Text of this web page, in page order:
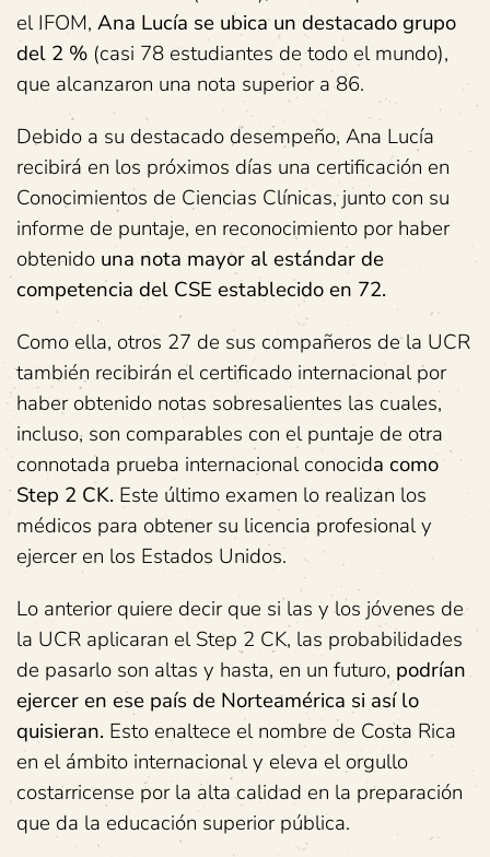
el IFOM, Ana Lucía se ubica un destacado grupo
del 2 % (casi 78 estudiantes de todo el mundo),
que alcanzaron una nota superior a 86.
Debido a su destacado desempeño, Ana Lucía
recibirá en los próximos días una certificación en
Conocimientos de Ciencias Clínicas, junto con su
informe de puntaje, en reconocimiento por haber
obtenido una nota mayor al estándar de
competencia del CSE establecido en 72.
Como ella, otros 27 de sus compañeros de la UCR
también recibirán el certificado internacional por
haber obtenido notas sobresalientes las cuales,
incluso, son comparables con el puntaje de otra
connotada prueba internacional conocida como
Step 2 CK. Este último examen lo realizan los
médicos para obtener su licencia profesional y
ejercer en los Estados Unidos.
Lo anterior quiere decir que si las y los jóvenes de
la UCR aplicaran el Step 2 CK, las probabilidades
de pasarlo son altas y hasta, en un futuro, podrían
ejercer en ese país de Norteamérica si así lo
quisieran. Esto enaltece el nombre de Costa Rica
en el ámbito internacional y eleva el orgullo
costarricense por la alta calidad en la preparación
que da la educación superior pública.